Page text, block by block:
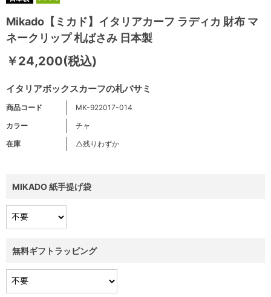
Mikado【ミカド】イタリアカーフ ラディカ 財布 マ
ネークリップ 札ばさみ 日本製
イタリアボックスカーフの札バサミ
￥24,200(税込)
商品コード
MK-922017-014
カラー
チャ
在庫
△残りわずか
MIKADO 紙手提げ袋
無料ギフトラッピング